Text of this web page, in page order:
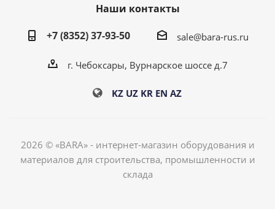
Наши контакты
+7 (8352) 37-93-50
sale@bara-rus.ru
г. Чебоксары, Вурнарское шоссе д.7
KZ UZ KR EN AZ
2026 © «BARA» - интернет-магазин оборудования и
материалов для строительства, промышленности и
склада